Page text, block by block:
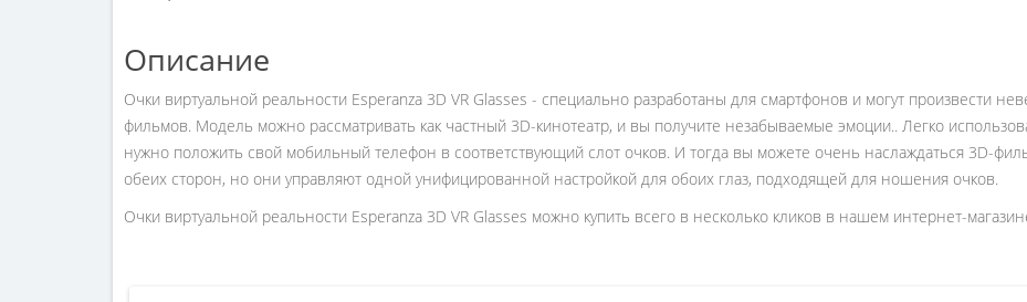
Описание
Очки виртуальной реальности Esperanza 3D VR Glasses - специально разработаны для смартфонов и могут произвести
фильмов. Модель можно рассматривать как частный 3D-кинотеатр, и вы получите незабываемые эмоции.. Легко
нужно положить свой мобильный телефон в соответствующий слот очков. И тогда вы можете очень наслаждаться 3D-
обеих сторон, но они управляют одной унифицированной настройкой для обоих глаз, подходящей для ношения очков.
Очки виртуальной реальности Esperanza 3D VR Glasses можно купить всего в несколько кликов в нашем интернет-